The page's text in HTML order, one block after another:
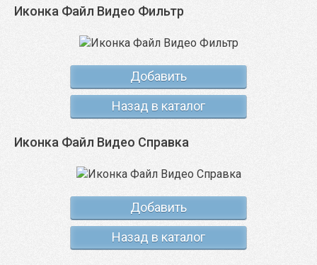
Иконка Файл Видео Фильтр
Добавить
Назад в каталог
Иконка Файл Видео Справка
Добавить
Назад в каталог